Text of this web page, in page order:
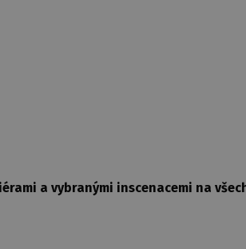
a vybranými inscenacemi na